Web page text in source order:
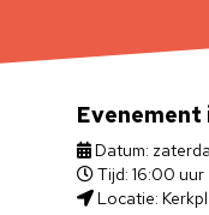
Evenement
Datum:
Tijd: 16:00 uur
Locatie: